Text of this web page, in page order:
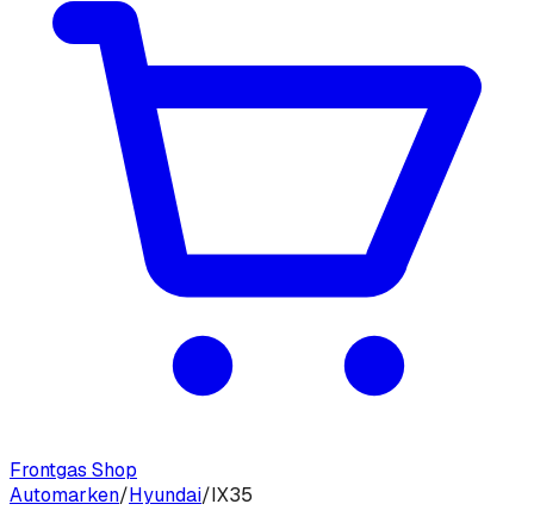
Frontgas Shop
Automarken/Hyundai/IX35